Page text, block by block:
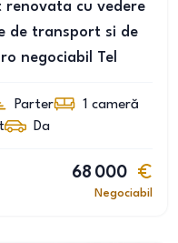
renovata cu vedere
de transport si de
negociabil Tel
Parter 1 cameră
Da
68 000
Negociabil